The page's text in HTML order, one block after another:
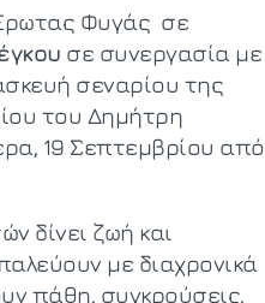
Φυγάς σε
σε συνεργασία με
σεναρίου της
του Δημήτρη
19 Σεπτεμβρίου από
δίνει ζωή και
με διαχρονικά
πάθη, συγκρούσεις,